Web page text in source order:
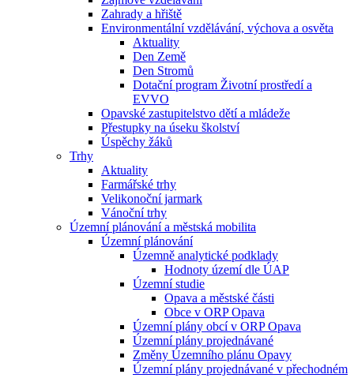
Zahrady a hřiště
Environmentální vzdělávání, výchova a osvěta
Aktuality
Den Země
Den Stromů
Dotační program Životní prostředí a
EVVO
Opavské zastupitelstvo dětí a mládeže
Přestupky na úseku školství
Úspěchy žáků
Trhy
Aktuality
Farmářské trhy
Velikonoční jarmark
Vánoční trhy
Územní plánování a městská mobilita
Územní plánování
Územně analytické podklady
Hodnoty území dle ÚAP
Územní studie
Opava a městské části
Obce v ORP Opava
Územní plány obcí v ORP Opava
Územní plány projednávané
Změny Územního plánu Opavy
Územní plány projednávané v přechodném